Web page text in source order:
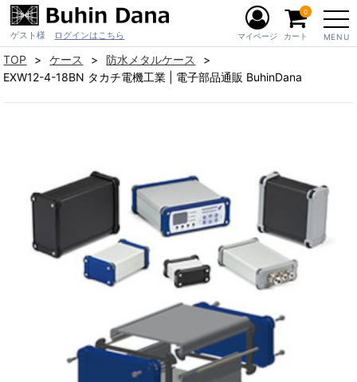
ゲスト様 ログインはこちら MENU
マイページ カート
0
TOP ケース
防水メタルケース
EXW12-4-18BN タカチ電機工業 | 電子部品通販 BuhinDana